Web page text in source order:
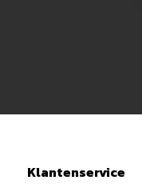
Klantenservice